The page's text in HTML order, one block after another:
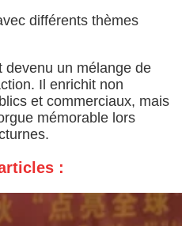
différents thèmes
devenu un mélange de
Il enrichit non
et commerciaux, mais
mémorable lors
: